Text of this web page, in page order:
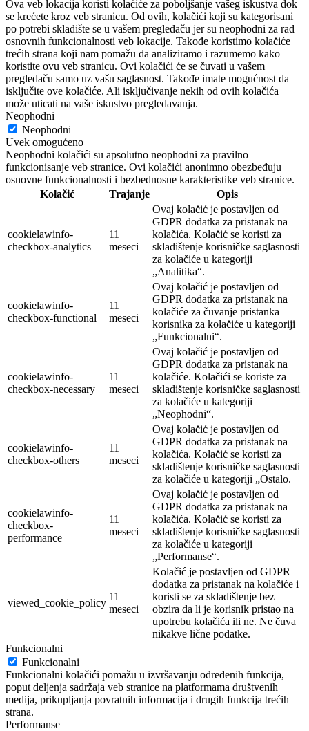
Ova veb lokacija koristi kolačiće za poboljšanje vašeg iskustva dok
se krećete kroz veb stranicu. Od ovih, kolačići koji su kategorisani
po potrebi skladište se u vašem pregledaču jer su neophodni za rad
osnovnih funkcionalnosti veb lokacije. Takođe koristimo kolačiće
trećih strana koji nam pomažu da analiziramo i razumemo kako
koristite ovu veb stranicu. Ovi kolačići će se čuvati u vašem
pregledaču samo uz vašu saglasnost. Takođe imate mogućnost da
isključite ove kolačiće. Ali isključivanje nekih od ovih kolačića
može uticati na vaše iskustvo pregledavanja.
Neophodni
Neophodni
Uvek omogućeno
Neophodni kolačići su apsolutno neophodni za pravilno
funkcionisanje veb stranice. Ovi kolačići anonimno obezbeđuju
osnovne funkcionalnosti i bezbednosne karakteristike veb stranice.
Kolačić
Trajanje Opis
cookielawinfo-
checkbox-analytics
11
meseci
Ovaj kolačić je postavljen od
GDPR dodatka za pristanak na
kolačića. Kolačić se koristi za
skladištenje korisničke saglasnosti
za kolačiće u kategoriji
„Analitika“.
cookielawinfo-
checkbox-functional
11
meseci
Ovaj kolačić je postavljen od
GDPR dodatka za pristanak na
kolačiće za čuvanje pristanka
korisnika za kolačiće u kategoriji
„Funkcionalni“.
cookielawinfo-
checkbox-necessary
11
meseci
Ovaj kolačić je postavljen od
GDPR dodatka za pristanak na
kolačiće. Kolačići se koriste za
skladištenje korisničke saglasnosti
za kolačiće u kategoriji
„Neophodni“.
cookielawinfo-
checkbox-others
11
meseci
Ovaj kolačić je postavljen od
GDPR dodatka za pristanak na
kolačića. Kolačić se koristi za
skladištenje korisničke saglasnosti
za kolačiće u kategoriji „Ostalo.
cookielawinfo-
checkbox-
performance
11
meseci
Ovaj kolačić je postavljen od
GDPR dodatka za pristanak na
kolačića. Kolačić se koristi za
skladištenje korisničke saglasnosti
za kolačiće u kategoriji
„Performanse“.
viewed_cookie_policy
11
meseci
Kolačić je postavljen od GDPR
dodatka za pristanak na kolačiće i
koristi se za skladištenje bez
obzira da li je korisnik pristao na
upotrebu kolačića ili ne. Ne čuva
nikakve lične podatke.
Funkcionalni
Funkcionalni
Funkcionalni kolačići pomažu u izvršavanju određenih funkcija,
poput deljenja sadržaja veb stranice na platformama društvenih
medija, prikupljanja povratnih informacija i drugih funkcija trećih
strana.
Performanse